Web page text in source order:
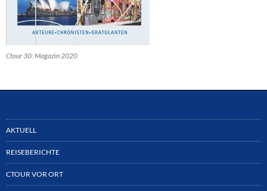
Ctour 30: Magazin 2020
AKTUELL
REISEBERICHTE
CTOUR VOR ORT